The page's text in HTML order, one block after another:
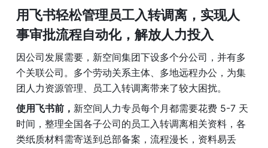
用飞书轻松管理员工入转调离， 实现人
事审批流程自动化，解放人力投入
因公司发展需要，新空间集团下设多个分公司，并有多
个关联公司。多个劳动关系主体、多地远程办公，为集
团人力资源管理、员工入转调离带来了较大困扰。
使用飞书前， 新空间人力专员每个月都需要花费 5-7 天
时间，整理全国各子公司的员工入转调离相关资料，各
类纸质材料需寄送到总部备案，流程漫长，资料易丢